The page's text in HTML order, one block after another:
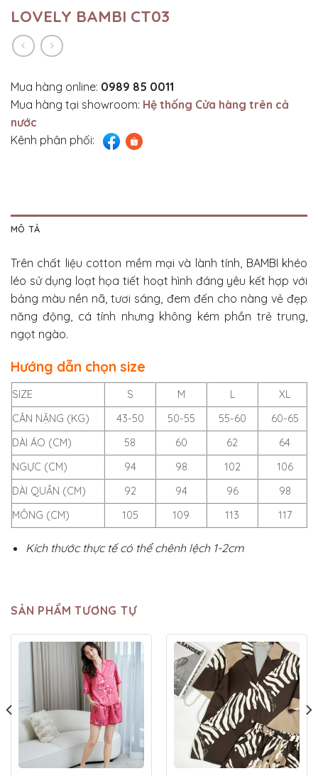
LOVELY BAMBI CT03
Mua hàng online: 0989 85 0011
Mua hàng tại showroom: Hệ thống Cửa hàng trên cả
nước
Kênh phân phối:
MÔ TẢ
Trên chất liệu cotton mềm mại và lành tính, BAMBI khéo
léo sử dụng loạt họa tiết hoạt hình đáng yêu kết hợp với
bảng màu nền nã, tươi sáng, đem đến cho nàng vẻ đẹp
năng động, cá tính nhưng không kém phần trẻ trung,
ngọt ngào.
Hướng dẫn chọn size
SIZE S M L
XL
CÂN NẶNG (KG)
43-50 50-55 55-60
60-65
DÀI ÁO (CM)
58 60 62
64
NGỰC (CM)
94 98 102
106
DÀI QUẦN (CM)
92 94 96
98
MÔNG (CM)
105 109 113 117
Kích thước thực tế có thể chênh lệch 1-2cm
SẢN PHẨM TƯƠNG TỰ